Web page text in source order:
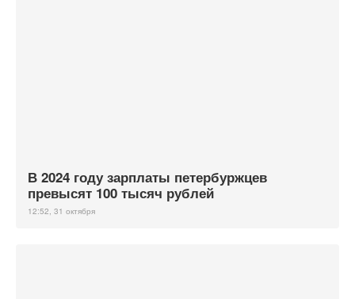
В 2024 году зарплаты петербуржцев
превысят 100 тысяч рублей
12:52, 31 октября